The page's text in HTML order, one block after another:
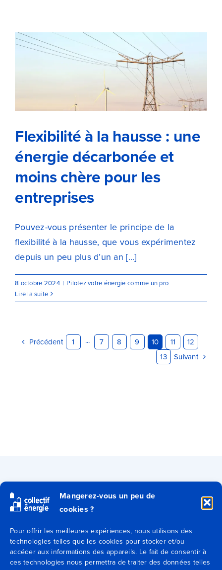
Mangerez-vous un peu de
cookies ?
Pour offrir les meilleures expériences, nous utilisons des
technologies telles que les cookies pour stocker et/ou
accéder aux informations des appareils. Le fait de consentir à
ces technologies nous permettra de traiter des données telles
Flexibilité à la hausse : une
énergie décarbonée et moins
chère pour les entreprises
Flexibilité à la hausse : une
énergie décarbonée et
moins chère pour les
entreprises
Pouvez-vous présenter le principe de la
flexibilité à la hausse, que vous expérimentez
depuis un peu plus d’un an [...]
8 octobre 2024 | Pilotez votre énergie comme un pro
Lire la suite
Précédent 1 ··· 7 8 9 10 11
12
13
Suivant
Secteurs
Expertises